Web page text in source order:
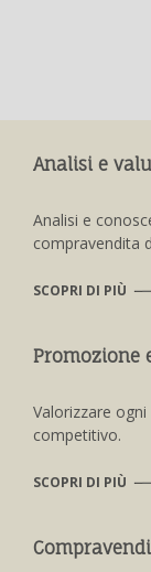
Analisi e
Analisi e
compravendita
SCOPRI DI PIÙ
Promozione
Valorizzare
competitivo.
SCOPRI DI PIÙ